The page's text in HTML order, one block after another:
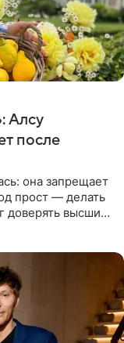
Алсу
после
она запрещает
прост — делать
доверять высшим